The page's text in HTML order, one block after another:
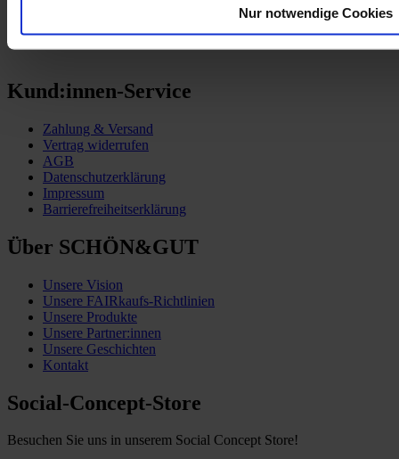
Nur notwendige Cookies
Kund:innen-Service
Zahlung & Versand
Vertrag widerrufen
AGB
Datenschutzerklärung
Impressum
Barrierefreiheitserklärung
Über SCHÖN&GUT
Unsere Vision
Unsere FAIRkaufs-Richtlinien
Unsere Produkte
Unsere Partner:innen
Unsere Geschichten
Kontakt
Social-Concept-Store
Besuchen Sie uns in unserem Social Concept Store!